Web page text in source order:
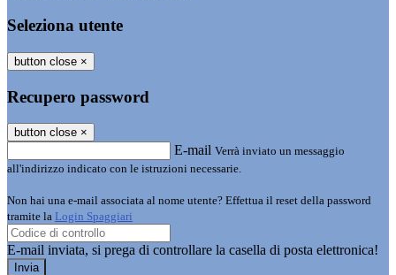
Seleziona utente
button close ×
Recupero password
button close ×
E-mail Verrà inviato un messaggio
all'indirizzo indicato con le istruzioni necessarie.
Non hai una e-mail associata al nome utente? Effettua il reset della password
tramite la Login Spaggiari
E-mail inviata, si prega di controllare la casella di posta elettronica!